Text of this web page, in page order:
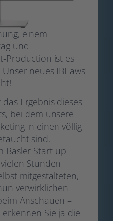
einem
und
Production ist es
neues IBI-aws
Ergebnis dieses
bei dem unsere
in einen völlig
sind.
Basler Start-up
Stunden
mitgestalteten,
verwirklichen
Anschauen –
Sie ja die